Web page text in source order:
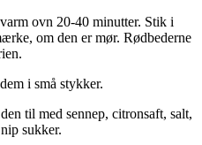
ovn 20-40 minutter. Stik i
om den er mør. Rødbederne
i små stykker.
til med sennep, citronsaft, salt,
sukker.